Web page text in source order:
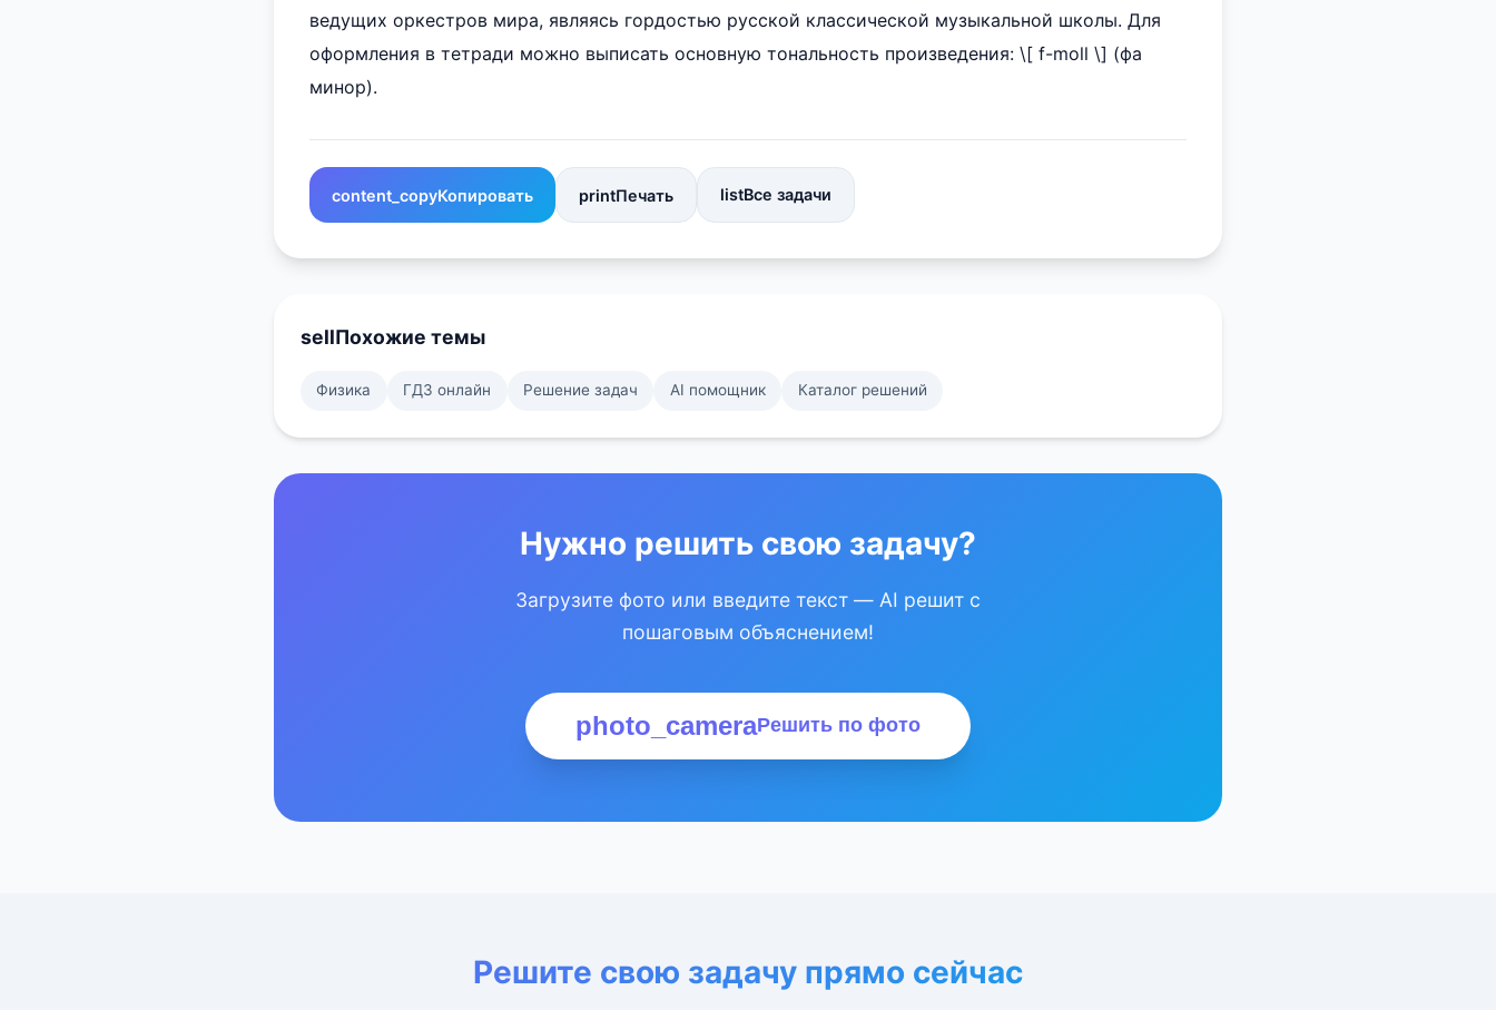
ведущих оркестров мира, являясь гордостью русской классической музыкальной школы. Для
оформления в тетради можно выписать основную тональность произведения: \[ f-moll \] (фа
минор).
content_copyКопировать printПечать listВсе задачи
sellПохожие темы
Физика ГДЗ онлайн Решение задач AI помощник Каталог решений
Нужно решить свою задачу?
Загрузите фото или введите текст — AI решит с
пошаговым объяснением!
photo_cameraРешить по фото
Решите свою задачу прямо сейчас